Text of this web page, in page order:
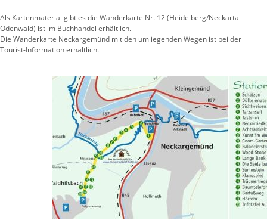
Als Kartenmaterial gibt es die Wanderkarte Nr. 12 (Heidelberg/Neckartal-
Odenwald) ist im Buchhandel erhältlich.
Die Wanderkarte Neckargemünd mit den umliegenden Wegen ist bei der
Tourist-Information erhältlich.